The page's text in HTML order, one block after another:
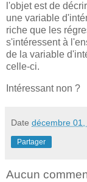
l'objet est de
une variable
riche que les
s'intéressent à
de la variable
celle-ci.
Intéressant non ?
Date décembre 01,
Partager
Aucun